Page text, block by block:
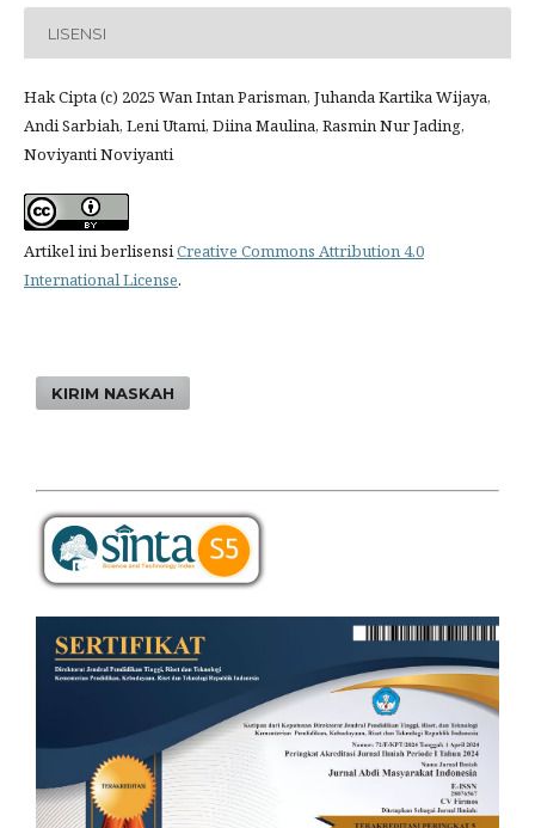
LISENSI
Hak Cipta (c) 2025 Wan Intan Parisman, Juhanda Kartika Wijaya,
Andi Sarbiah, Leni Utami, Diina Maulina, Rasmin Nur Jading,
Noviyanti Noviyanti
Artikel ini berlisensi Creative Commons Attribution 4.0
International License.
KIRIM NASKAH